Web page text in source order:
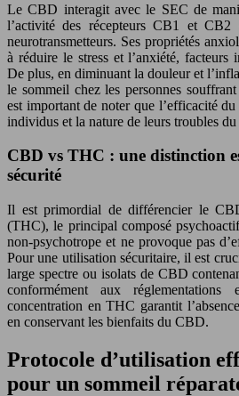
Le CBD interagit avec le SEC de
l’activité des récepteurs CB1 et CB2
neurotransmetteurs. Ses propriétés
à réduire le stress et l’anxiété, facteurs
De plus, en diminuant la douleur et
le sommeil chez les personnes
est important de noter que l’efficacité
individus et la nature de leurs troubles
CBD vs THC : une distinction
sécurité
Il est primordial de différencier le
(THC), le principal composé
non-psychotrope et ne provoque pas
Pour une utilisation sécuritaire, il est
large spectre ou isolats de CBD
conformément aux
concentration en THC garantit
en conservant les bienfaits du CBD.
Protocole d’utilisation
pour un sommeil